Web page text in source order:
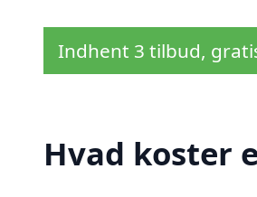
Indhent 3 tilbud,
Hvad koster